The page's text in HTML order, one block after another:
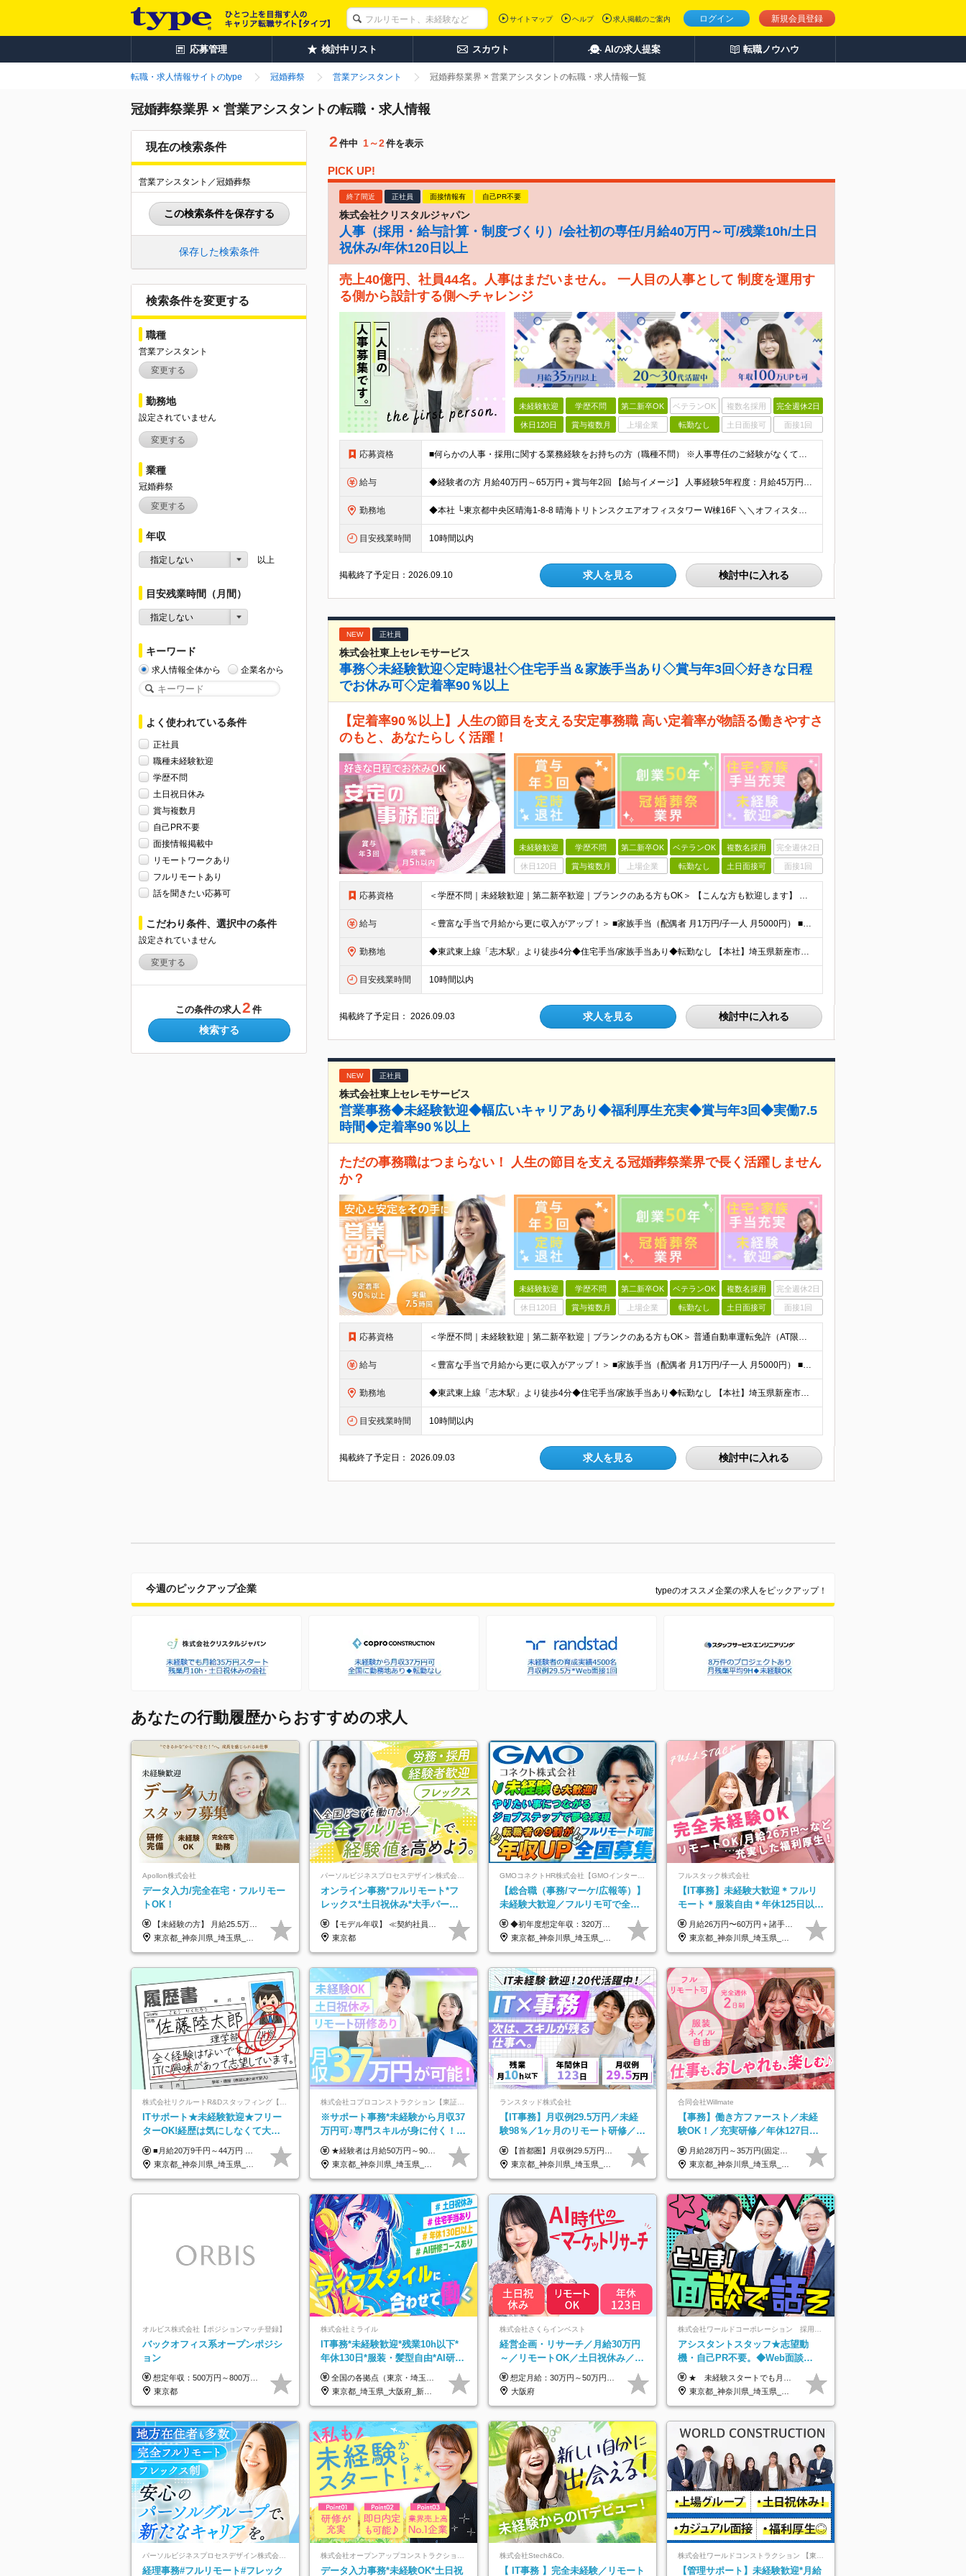
ログイン 新規会員登録
サイトマップ ヘルプ 求人掲載のご案内
応募管理 検討中リスト スカウト AIの求人提案 転職ノウハウ
転職・求人情報サイトのtype 冠婚葬祭 営業アシスタント 冠婚葬祭業界 × 営業アシスタントの転職・求人情報一覧
冠婚葬祭業界 × 営業アシスタントの転職・求人情報
現在の検索条件
営業アシスタント／冠婚葬祭
この検索条件を保存する
保存した検索条件
検索条件を変更する
職種
営業アシスタント
変更する
勤務地
設定されていません
変更する
業種
冠婚葬祭
変更する
年収
指定しない 以上
目安残業時間（月間）
指定しない
キーワード
求人情報全体から 企業名から
よく使われている条件
正社員
職種未経験歓迎
学歴不問
土日祝日休み
賞与複数月
自己PR不要
面接情報掲載中
リモートワークあり
フルリモートあり
話を聞きたい応募可
こだわり条件、選択中の条件
設定されていません
変更する
この条件の求人 2 件
検索する
2 件中 1～2件を表示
PICK UP!
終了間近 正社員 面接情報有 自己PR不要
株式会社クリスタルジャパン
人事（採用・給与計算・制度づくり）/会社初の専任/月給40万円～可/残業10h/土日
祝休み/年休120日以上
売上40億円、社員44名。人事はまだいません。 一人目の人事として 制度を運用す
る側から設計する側へチャレンジ
未経験歓迎 学歴不問 第二新卒OK ベテランOK 複数名採用 完全週休2日
休日120日 賞与複数月 上場企業 転勤なし 土日面接可 面接1回
応募資格 ■何らかの人事・採用に関する業務経験をお持ちの方（職種不問） ※人事専任のご経験がなくても構いません。 総務や経理と兼務などで採用や労務に携わっていたという方も歓迎します ■学歴不問 ＜こんな方
給与 ◆経験者の方 月給40万円～65万円＋賞与年2回 【給与イメージ】 人事経験5年程度：月給45万円～ ◆未経験の方 月給35万円～65万円＋賞与年2回 ※経験・スキルを考慮のうえ、優遇いたします
勤務地 ◆本社 └東京都中央区晴海1-8-8 晴海トリトンスクエアオフィスタワー W棟16F ＼＼オフィスタワー内には商業施設が多数併設／／ カフェやレストラン、コンビニやスーパー、 100円ショップなど様
目安残業時間 10時間以内
掲載終了予定日：2026.09.10 求人を見る 検討中に入れる
NEW 正社員
株式会社東上セレモサービス
事務◇未経験歓迎◇定時退社◇住宅手当＆家族手当あり◇賞与年3回◇好きな日程
でお休み可◇定着率90％以上
【定着率90％以上】人生の節目を支える安定事務職 高い定着率が物語る働きやすさ
のもと、あなたらしく活躍！
未経験歓迎 学歴不問 第二新卒OK ベテランOK 複数名採用 完全週休2日
休日120日 賞与複数月 上場企業 転勤なし 土日面接可 面接1回
応募資格 ＜学歴不問｜未経験歓迎｜第二新卒歓迎｜ブランクのある方もOK＞ 【こんな方も歓迎します】 ◆ブランクがあり、再就職を考えている方 ◆子育てや家庭との両立を大切にしたい方 ◆電話応対や接客など人と接す
給与 ＜豊富な手当で月給から更に収入がアップ！＞ ■家族手当（配偶者 月1万円/子一人 月5000円） ■住宅手当（月1万円～2万円） ■役職手当 ■交通費全額支給 ■時間外手当 月給22万円～25万円＋
勤務地 ◆東武東上線「志木駅」より徒歩4分◆住宅手当/家族手当あり◆転勤なし 【本社】埼玉県新座市東北2-27-3 ※(変更の範囲)上記を除く当社関連勤務地
目安残業時間 10時間以内
掲載終了予定日：2026.09.03 求人を見る 検討中に入れる
NEW 正社員
株式会社東上セレモサービス
営業事務◆未経験歓迎◆幅広いキャリアあり◆福利厚生充実◆賞与年3回◆実働7.5
時間◆定着率90％以上
ただの事務職はつまらない！ 人生の節目を支える冠婚葬祭業界で長く活躍しません
か？
未経験歓迎 学歴不問 第二新卒OK ベテランOK 複数名採用 完全週休2日
休日120日 賞与複数月 上場企業 転勤なし 土日面接可 面接1回
応募資格 ＜学歴不問｜未経験歓迎｜第二新卒歓迎｜ブランクのある方もOK＞ 普通自動車運転免許（AT限定可）をお持ちの方 ※運転は多くありません 【こんな方も歓迎します】 ◆営業・接客経験を活かしつつ、ワーク
給与 ＜豊富な手当で月給から更に収入がアップ！＞ ■家族手当（配偶者 月1万円/子一人 月5000円） ■住宅手当（月1万円～2万円） ■役職手当 ■交通費全額支給 ■時間外手当 月給22万円～25万円＋
勤務地 ◆東武東上線「志木駅」より徒歩4分◆住宅手当/家族手当あり◆転勤なし 【本社】埼玉県新座市東北2-27-3 ※(変更の範囲)上記を除く当社関連勤務地
目安残業時間 10時間以内
掲載終了予定日：2026.09.03 求人を見る 検討中に入れる
今週のピックアップ企業 typeのオススメ企業の求人をピックアップ！
あなたの行動履歴からおすすめの求人
Apollon株式会社
データ入力/完全在宅・フルリモー
トOK！
【未経験の方】 月給25.5万円以上＋各種手当 【事務経験3年以上の方】 月給28万円以上＋各種手当 ※経験・スキル・年齢を考慮の上、決定します ※試用期間：3ヶ月(雇用形態は正社員、給与・待遇に変更はありません) ※残業代は全額別途支給 ※昇給：年1回（査定あり） ※賞与：年3回（業績に応じて支給） ＼努力がしっかり評価される環境です！／ 「どんなスキルを身につければ昇給できるか」が明確だから、 着実に成長しながら収入アップを目指せます。
東京都_神奈川県_埼玉県_千葉県_大阪府_愛知県_北海道_青森県_岩手県_宮城県_秋田県_山形県_福島県_茨城県_栃木県_群馬県_新潟県_山梨県_長野県_富山県_石川県_福井県_静岡県_岐阜県_三重県_兵庫県_京都府_滋賀県_奈良県_和歌山県_広島県_岡山県_鳥取県_島根県_山口県_徳島県_香川県_愛媛県_高知県_福岡県_熊本県_佐賀県_長崎県_大分県_宮崎県_鹿児島県_沖縄県
オンライン事務*フルリモート*フ
レックス*土日祝休み*大手パーソ
ルグループ*オンライン面接*30～
40代活躍中
【モデル年収】 ≪契約社員≫ 年収330万円 (基本給23万 ＋ 地区手当3万円 ＋ 賞与)：都内在住 年収264万円 (基本給21万 ＋ 賞与)：静岡県在住 --------------- ●月給21万円～28万9900円＋賞与（年2回）＋各種手当 ●1年目想定給与：年収264万円～364万円 ●経験やスキルに応じて優遇します！ ※お住まいの地域により0～3万円の地区手当を支給しております ※試用期間中（3ヶ月間）の雇用形態および待遇に差異はありません ※残業代については選考時に詳細をご説明します ※通算契約期間の上限は5年となります ≪アルバイト≫ ●時給1,250円～2,300円 ●経験やスキルに応じて優遇します！ ●ご希望に応じ、扶養内での勤務も可能です！ ※試用期間中の雇用形態および待遇に差異はありません
東京都
【総合職（事務/マーケ/広報等）】
未経験大歓迎／フルリモ可で全国
募集！年収アップ多数★年休最大
130日★
◆初年度想定年収：320万円〜840万円 【関東／一都三県】月給24万円〜70万円 【関西・東海地方】月給23万円〜65万円 【その他の地方等】月給22万円〜60万円 ※ご経験・スキル・前職給与などを考慮の上決定いたします。 ◉固定残業代制（固定残業代10,000円含） 固定残業代は7時間分・時間超過分は追加支給 ≪月給例≫ ・月給54万円（29歳／入社3年目） ・月給38万円（26歳／入社2年目） ・月給28万円（24歳／入社1年目） ※試用期間は6ヶ月で、その間の雇用形態は契約社員です。そのほかの条件に変更はありません。
東京都_神奈川県_埼玉県_千葉県_大阪府_愛知県_北海道_青森県_岩手県_宮城県_秋田県_山形県_福島県_茨城県_栃木県_群馬県_新潟県_山梨県_長野県_富山県_石川県_福井県_静岡県_岐阜県_三重県_兵庫県_京都府_滋賀県_奈良県_和歌山県_広島県_岡山県_鳥取県_島根県_山口県_徳島県_香川県_愛媛県_高知県_福岡県_熊本県_佐賀県_長崎県_大分県_宮崎県_鹿児島県_沖縄県
フルスタック株式会社
【IT事務】未経験大歓迎＊フルリ
モート＊服装自由＊年休125日以上
＊残業なし＊月給26万円以上
月給26万円〜60万円＋諸手当＋インセンティブ（２種）＋賞与 ★Point 設立から9ヶ月で全社員2万円の昇給実績 ※成果はしっかりと還元いたします！ ★Point 100％年収UPでの待遇提示も可能！ ※経験者であれば、100％年収アップも実現可能です。 ※試用期間最大2ヶ月/月給22万円〜
東京都_神奈川県_埼玉県_千葉県_茨城県
ITサポート★未経験歓迎★フリー
ターOK!経歴は気にしなくて大丈
夫★超大手リクルートグループの
正社員/sg
■月給20万9千円～44万円 ※経験・能力・前給を考慮の上、決定いたします ※時間外手当100％支給 ※派遣就業先が変更となる場合には、就業規則、労使協定等に基づき賃金が変更となる可能性があります 「とにかく私生活重視」「残業があっても稼ぎたい」といった希望も配属の際に考慮します。 ＜手当＞ ■職務担当手当 ■通勤手当（上限月3万円） ■残業手当（全額支給） ■住宅手当（5割を会社負担／就業規則に定めるところによる） ■扶養手当 ■別居手当 ■資格試験受講料補助（資格ごとに社内規定により決定） ■資格取得奨励金 （資格により2万円～20万円の祝金支給） ◎一例 ・基本情報技術者（5万円） ・プロジェクトマネージャー試験（10万円） ・応用情報技術者試験（10万円） ・ITストラテジスト試験（10万円） ・エンベデッドシステムスペシャリスト試験（10万円） ・ディジタル技術検定（情報1級：10万円、制御1級：10万円、情報2級、制御2級：5万円 ・TOEIC（R）テスト（600～729点：5万円、 730～799点：10万円、800点以上：15万円） など
東京都_神奈川県_埼玉県_千葉県_大阪府_愛知県_青森県_岩手県_宮城県_秋田県_山形県_福島県_茨城県_栃木県_群馬県_山梨県_長野県_福井県_静岡県_岐阜県_三重県_兵庫県_京都府_滋賀県_奈良県_広島県_岡山県_山口県_香川県_福岡県_熊本県_佐賀県_長崎県_大分県_宮崎県_鹿児島県
※サポート事務*未経験から月収37
万円可♪専門スキルが身に付く！
Web面接＆リモート研修も充実♪/a
★経験者は月給50万円～90万円 【首都圏】 月給30万1230円〜 ⇒基本22万7000円+地域6万4230円+皆勤1万円 【群馬/栃木/茨城】 月給28万1090円〜 ⇒基本23万4000円+地域3万7090円+皆勤1万円 【大阪/京都/兵庫】 月給30万130円〜 ⇒基本23万5000円+地域5万5130円+皆勤1万円 【静岡/愛知/岐阜/三重】 月給28万5840円〜 ⇒基本23万円+地域4万5840円+皆勤1万円 【北海道】 月給25万2960円〜 ⇒基本22万4000円+地域1万8960円+皆勤1万円 【福岡/佐賀/長崎/大分/熊本】 月給25万800円〜 ⇒基本21万8000円+地域2万2800円+皆勤1万円 【宮城/山形/福島】 月給25万580円〜 ⇒基本21万8000円+地域2万2580円+皆勤1万円 【広島/岡山/山口】 月給27万1090円〜 ⇒基本23万4000円+地域2万7090円+皆勤1万円 ※残業代は1分単位で全額支給（みなし残業制度なし） ※上記給与は最低支給額です。経験・能力に応じて決定致します ※試用期間1ヶ月、最大6ヶ月まで延長する可能性あり(条件変更なし) ※今期より新賃金体系へ移行しました。詳細は面接時にご説明します
東京都_神奈川県_埼玉県_大阪府_愛知県_北海道_宮城県_広島県_福岡県
ランスタッド株式会社
【IT事務】月収例29.5万円／未経
験98％／1ヶ月のリモート研修／既
卒・第二新卒歓迎／年間休日123
日/OW
【首都圏】月収例29.5万円（月給26万円＋諸手当） 【東海・関西】月収例28.5万円（月給25万円＋諸手当） 【九州】月収例26万円（月給23万円＋諸手当） ※経験・スキル・前職給与を踏まえ、総合的に判断して決定します。 例：首都圏 月収例31万円（月給27万円＋諸手当） ◆各種手当 ・通勤手当（上限4万円まで） ・残業代手当（1分単位で全額支給） ※固定残業代制は採用しておりません ・資格取得支援 ◆昇給：年1回 ◆補足 ・研修中1ヶ月間は、時給1670円となります。 ・試用期間6ヶ月あり。その間の待遇に変更はありません。 ※詳細は面接時にご案内します。
東京都_神奈川県_埼玉県_千葉県_大阪府_愛知県_兵庫県_京都府_福岡県
合同会社Willmate
【事務】働き方ファースト／未経
験OK！／充実研修／年休127日～
／残業なし／平均20代／リモート
OK
月給28万円～35万円(固定残業代含む)+インセンティブ＋各種手当 ※経験・能力等を考慮の上、決定します。 ※残業はほとんどありませんが、発生した場合は時間外手当を100％支給します。 【固定残業代について】 なし（残業代は、実際の労働時間に応じて別途全額支給）
東京都_神奈川県_埼玉県_千葉県_大阪府_愛知県_北海道_青森県_岩手県_宮城県_秋田県_山形県_福島県_茨城県_栃木県_群馬県_新潟県_山梨県_長野県_富山県_石川県_福井県_静岡県_岐阜県_三重県_兵庫県_京都府_滋賀県_奈良県_和歌山県_広島県_岡山県_鳥取県_島根県_山口県_徳島県_香川県_愛媛県_高知県_福岡県_熊本県_佐賀県_長崎県_大分県_宮崎県_鹿児島県_沖縄県_海外
オルビス株式会社【ポジションマッチ登録】
バックオフィス系オープンポジシ
ョン
想定年収：500万円～800万円 ※ご経験やスキルに応じて決定します。 ※上記想定年収はあくまでも目安の金額であり、 選考を通じて上下する可能性があります。
東京都
株式会社ミライル
IT事務*未経験歓迎*残業10h以下*
年休130日*服装・髪型自由*AI研修
あり*住宅手当あり*転勤なし
全国の各拠点（東京・埼玉・新潟・福岡・大阪）で募集中！ 給与は以下の通り、勤務地により異なります。 新潟勤務の場合 201,000円〜201,000円（試用期間変更なし）＋賞与 東京・埼玉勤務の場合 225,000円〜250,000円（試用期間 220,000円）＋賞与 福岡勤務の場合 182,000円〜220,000円（試用期間182,000円）＋賞与 大阪勤務の場合 210,000円〜210,000円（試用期間変更なし）＋賞与 初年度想定年収：280～300万円 ※残業代は全額支給します（1分単位でお支払いします） ※試用期間6ヵ月。試用期間中でも条件変わらず。 ※土日祝含めた勤務可能な方は、土日手当10,000円（毎月）を別途支給。
東京都_埼玉県_大阪府_新潟県_福岡県
株式会社さくらインベスト
経営企画・リサーチ／月給30万円
～／リモートOK／土日祝休み／生
成AIを活用できる方歓迎
想定月給：30万円～50万円程度＋各種手当＋賞与年2回 ※想定年収：400万円～600万円 ※経験・能力等考慮の上、規定により優遇 ※上記月給には固定残業代を含みます。固定残業代は、時間外労働の有無に関わらず月10時間分（月2.2万円（月収30万円の場合）～3.6万円（月収50万円の場合））を支給し、超過分は追加で支給します ※試用期間2ヶ月（待遇に差異なし） 【固定残業代について】 固定残業10時間分（22,000円～36,000円）を含む ※超過分は別途全額支給
大阪府
アシスタントスタッフ★志望動
機・自己PR不要。◆Web面談
OK◆完全週休2日◆年収700万円
可/p13
★ 未経験スタートでも月収40万円以上も目指せます！ ★ ★ 試用期間6か月あり／給与・待遇に変更なし ★ ＼パターン①orパターン②で給与形態の選択が可能／ ＜パターン①＞ 月給+交通費+（残業代は全額別途支給） 【首都圏・関東・北信越】 月給30.0万円以上 【関西】 月給27.5万円以上 【中部】 月給26.5万円以上 【東北】 月給24.5万円以上 【北海道】 月給24.0万円以上 【九州・中四国】 月給25.5万円以上 ＜パターン②＞ 月給（固定残業代20H含む）+交通費+賞与年2回+残業代 （※20H場合を超過した場合は全額別途支給） 【首都圏・関東・北信越】 月給25.0万円以上 【関 西・中部】 月給24.5万円以上 【東 北・北海道・九州・中四国】 月給23.5万円以上 ※上記給与には固定残業代（月20H分）を含みます 固定残業代は残業の有無に関わらず支給し、超過分は別途全額支給いたします ①②の給与形態はご本人様と相談の上、最終的に会社が決定いたします （内定時に通知） ■給与改定年1回 ■(※)賞与年2回（昨年度支給実績2回／頑張りを評価） (※)支給条件に規定あり
東京都_神奈川県_埼玉県_千葉県_大阪府_愛知県_北海道_青森県_岩手県_宮城県_秋田県_山形県_福島県_茨城県_栃木県_群馬県_新潟県_山梨県_長野県_富山県_石川県_福井県_静岡県_岐阜県_三重県_兵庫県_京都府_滋賀県_奈良県_和歌山県_広島県_岡山県_鳥取県_島根県_山口県_徳島県_香川県_愛媛県_高知県_福岡県_佐賀県_長崎県_大分県_宮崎県_鹿児島県_沖縄県
パーソルビジネスプロセスデザイン株式会社 事業開発本部
経理事務#フルリモート#フレック
株式会社オープンアップコンストラクション（東証プライム上場グループ）
データ入力事務*未経験OK*土日祝
株式会社Stech&Co.
【 IT事務 】完全未経験／リモート
株式会社ワールドコンストラクション 【東証一部】 (ワールドホールディングス・グループ)
【管理サポート】未経験歓迎*月給